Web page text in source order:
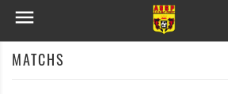

MATCHS